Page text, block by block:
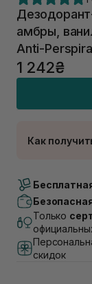
амбры,
Anti-
1 242₴
Как
В
1В (Duck's
Нет в
Только
скидок